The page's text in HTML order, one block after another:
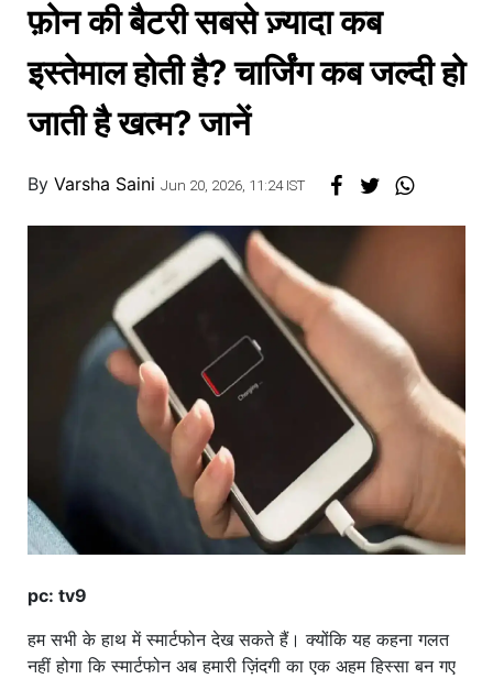
फ़ोन की बैटरी सबसे ज़्यादा कब
इस्तेमाल होती है? चार्जिंग कब जल्दी हो
जाती है खत्म? जानें
By Varsha Saini Jun 20, 2026, 11:24 IST
pc: tv9
हम सभी के हाथ में स्मार्टफोन देख सकते हैं। क्योंकि यह कहना गलत
नहीं होगा कि स्मार्टफोन अब हमारी ज़िंदगी का एक अहम हिस्सा बन गए